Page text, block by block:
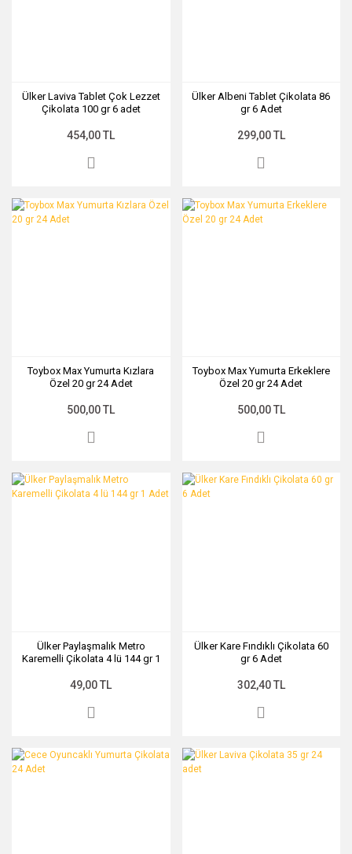
Ülker Laviva Tablet Çok Lezzet
Çikolata 100 gr 6 adet
454,00 TL
Ülker Albeni Tablet Çikolata 86
gr 6 Adet
299,00 TL
Toybox Max Yumurta Kızlara
Özel 20 gr 24 Adet
500,00 TL
Toybox Max Yumurta Erkeklere
Özel 20 gr 24 Adet
500,00 TL
Ülker Paylaşmalık Metro
Karemelli Çikolata 4 lü 144 gr 1
49,00 TL
Ülker Kare Fındıklı Çikolata 60
gr 6 Adet
302,40 TL